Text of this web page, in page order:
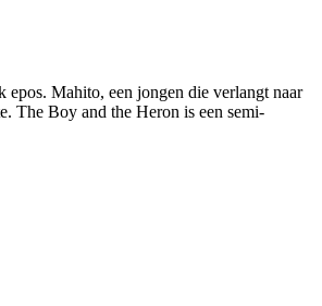
epos. Mahito, een jongen die verlangt naar
The Boy and the Heron is een semi-